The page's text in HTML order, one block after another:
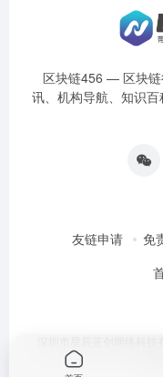
区块链456 — 区块链
讯、机构导航、知识
友链申请 免